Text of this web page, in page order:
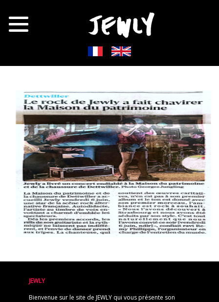
JEWLY
Bienvenue sur le site de JEWLY qui vous présente son